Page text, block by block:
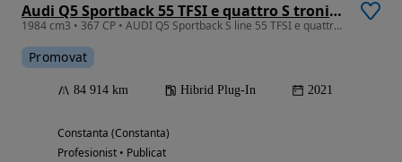
Audi Q5 Sportback 55 TFSI e quattro S tronic PHEV S Line
1984 cm3 • 367 CP • AUDI Q5 Sportback S line 55 TFSI e quattro 367 CP , 367 CP, ST7 2021MY
Promovat
84 914 km Hibrid Plug-In 2021
Constanta (Constanta)
Profesionist • Publicat